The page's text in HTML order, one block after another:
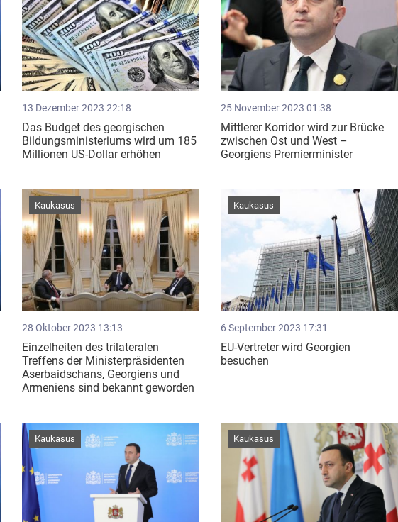
13 Dezember 2023 22:18
Das Budget des georgischen
Bildungsministeriums wird um 185
Millionen US-Dollar erhöhen
25 November 2023 01:38
Mittlerer Korridor wird zur Brücke
zwischen Ost und West –
Georgiens Premierminister
28 Oktober 2023 13:13
Einzelheiten des trilateralen
Treffens der Ministerpräsidenten
Aserbaidschans, Georgiens und
Armeniens sind bekannt geworden
Kaukasus
6 September 2023 17:31
EU-Vertreter wird Georgien
besuchen
Kaukasus
Kaukasus Kaukasus